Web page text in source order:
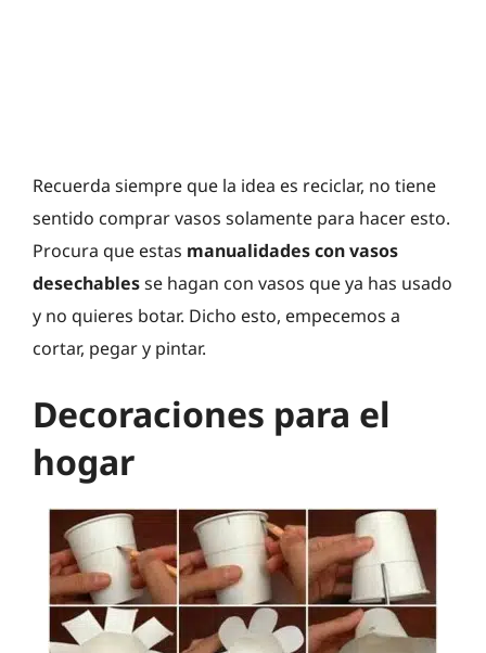
Recuerda siempre que la idea es reciclar, no tiene
sentido comprar vasos solamente para hacer esto.
Procura que estas manualidades con vasos
desechablesse hagan con vasos que ya has usado
y no quieres botar. Dicho esto, empecemos a
cortar, pegar y pintar.
Decoraciones para el
hogar